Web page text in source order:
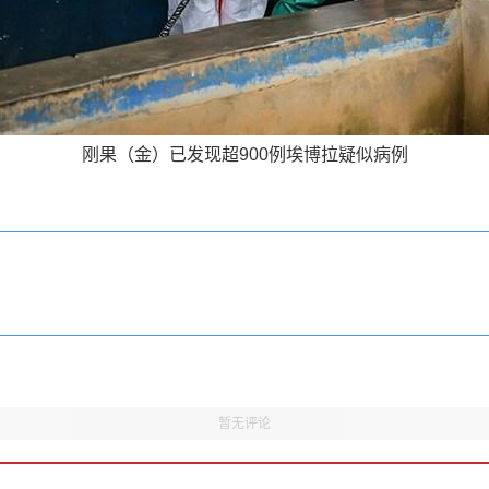
刚果（金）已发现超900例埃博拉疑似病例
暂无评论